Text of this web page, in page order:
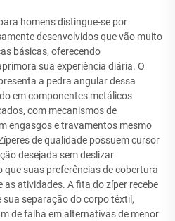
homens distingue-se por
desenvolvidos que vão muito
básicas, oferecendo
sua experiência diária. O
a pedra angular dessa
em componentes metálicos
com mecanismos de
engasgos e travamentos mesmo
de qualidade possuem cursor
desejada sem deslizar
suas preferências de cobertura
atividades. A fita do zíper recebe
separação do corpo têxtil,
de falha em alternativas de menor